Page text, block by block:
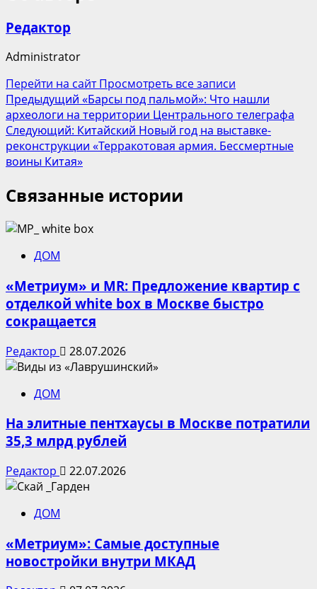
Редактор
Administrator
Перейти на сайтПросмотреть все записи
Навигация
записи
Предыдущий «Барсы под пальмой»: Что нашли
археологи на территории Центрального телеграфа
Следующий: Китайский Новый год на выставке-
реконструкции «Терракотовая армия. Бессмертные
воины Китая»
Связанные истории
ДОМ
«Метриум» и MR: Предложение квартир с
отделкой white box в Москве быстро
сокращается
Редактор 28.07.2026
ДОМ
На элитные пентхаусы в Москве потратили
35,3 млрд рублей
Редактор 22.07.2026
ДОМ
«Метриум»: Самые доступные
новостройки внутри МКАД